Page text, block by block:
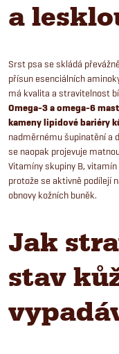
a
Srst psa se skládá
přísun esenciálních
má kvalita a stravitelnost
Omega-3 a omega-6
kameny lipidové bariéry
nadměrnému šupinatění a
se naopak projevuje
Vitamíny skupiny B,
protože se aktivně podílejí
obnovy kožních buněk.
Jak
stav